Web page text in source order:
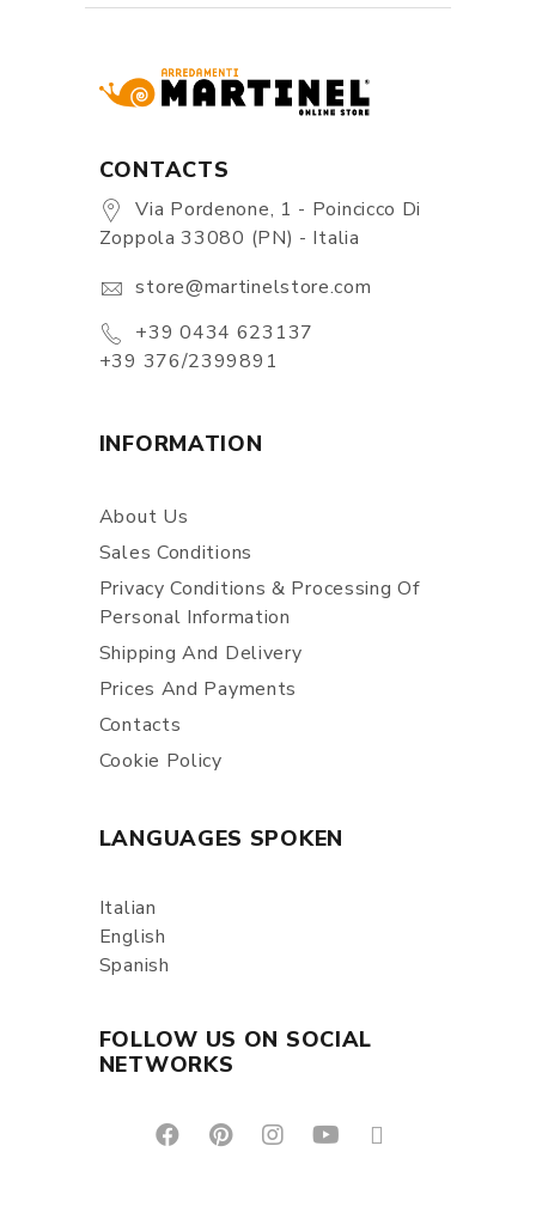
CONTACTS
Via Pordenone, 1 - Poincicco Di
Zoppola 33080 (PN) - Italia
store@martinelstore.com
+39 0434 623137
+39 376/2399891
INFORMATION
About Us
Sales Conditions
Privacy Conditions & Processing Of
Personal Information
Shipping And Delivery
Prices And Payments
Contacts
Cookie Policy
LANGUAGES SPOKEN
Italian
English
Spanish
FOLLOW US ON SOCIAL
NETWORKS